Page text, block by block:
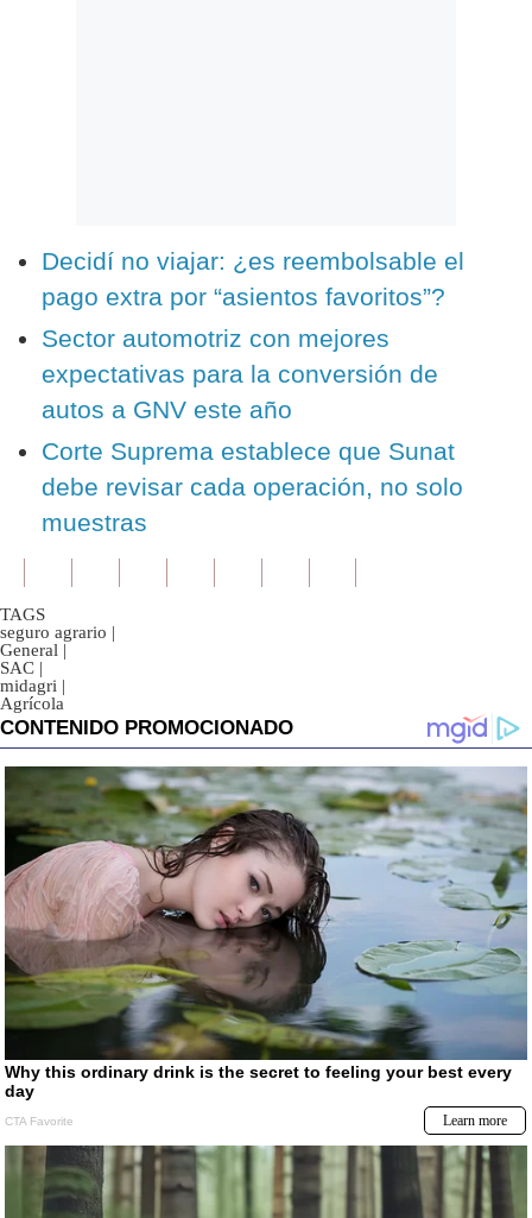
Decidí no viajar: ¿es reembolsable el
pago extra por “asientos favoritos”?
Sector automotriz con mejores
expectativas para la conversión de
autos a GNV este año
Corte Suprema establece que Sunat
debe revisar cada operación, no solo
muestras
TAGS
seguro agrario |
General |
SAC |
midagri |
Agrícola